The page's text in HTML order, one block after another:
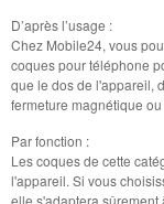
D’après l’usage :
Chez Mobile24, vous
coques pour téléphone
que le dos de l'appareil,
fermeture magnétique
Par fonction :
Les coques de cette
l'appareil. Si vous